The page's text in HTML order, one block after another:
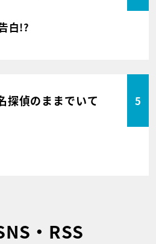
白!?
探偵のままでいて 5
・RSS